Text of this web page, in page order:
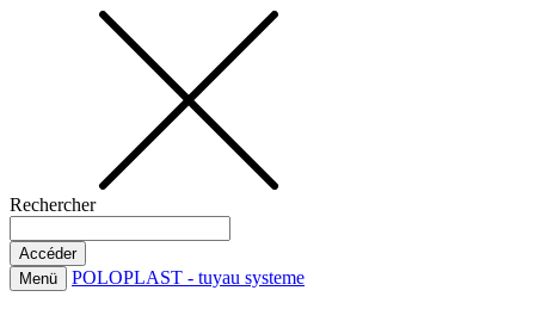
Rechercher
Menü POLOPLAST - tuyau systeme